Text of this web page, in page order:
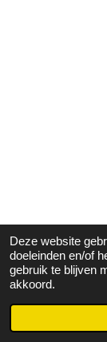
Deze website
doeleinden en/of
gebruik te blijven
akkoord.